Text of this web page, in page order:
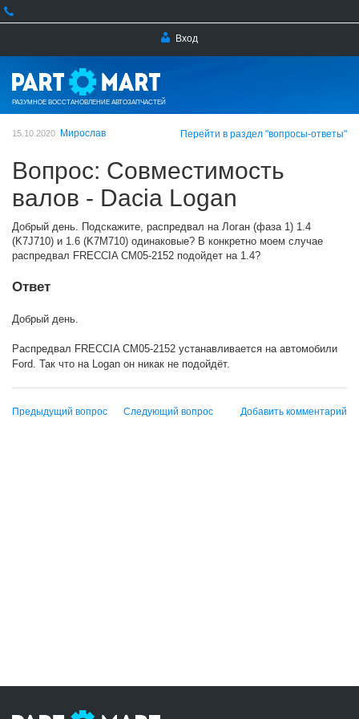
Вход
РАЗУМНОЕ ВОССТАНОВЛЕНИЕ АВТОЗАПЧАСТЕЙ
15.10.2020 Мирослав Перейти в раздел "вопросы-ответы"
Вопрос: Совместимость
валов - Dacia Logan
Добрый день. Подскажите, распредвал на Логан (фаза 1) 1.4
(K7J710) и 1.6 (K7M710) одинаковые? В конкретно моем случае
распредвал FRECCIA CM05-2152 подойдет на 1.4?
Ответ
Добрый день.
Распредвал FRECCIA CM05-2152 устанавливается на автомобили
Ford. Так что на Logan он никак не подойдёт.
Предыдущий вопрос Следующий вопрос Добавить комментарий